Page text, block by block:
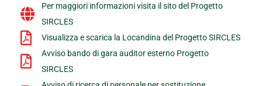
Per maggiori informazioni visita il sito del Progetto
SIRCLES
Visualizza e scarica la Locandina del Progetto SIRCLES
Avviso bando di gara auditor esterno Progetto
SIRCLES